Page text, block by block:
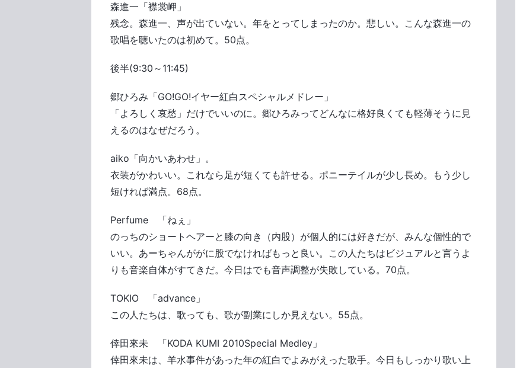
森進一「襟裳岬」
残念。森進一、声が出ていない。年をとってしまったのか。悲しい。こんな森進一の
歌唱を聴いたのは初めて。50点。
後半(9:30～11:45)
郷ひろみ「GO!GO!イヤー紅白スペシャルメドレー」
「よろしく哀愁」だけでいいのに。郷ひろみってどんなに格好良くても軽薄そうに見
えるのはなぜだろう。
aiko「向かいあわせ」。
衣装がかわいい。これなら足が短くても許せる。ポニーテイルが少し長め。もう少し
短ければ満点。68点。
Perfume 「ねぇ」
のっちのショートヘアーと膝の向き（内股）が個人的には好きだが、みんな個性的で
いい。あーちゃんががに股でなければもっと良い。この人たちはビジュアルと言うよ
りも音楽自体がすてきだ。今日はでも音声調整が失敗している。70点。
TOKIO 「advance」
この人たちは、歌っても、歌が副業にしか見えない。55点。
倖田來未 「KODA KUMI 2010Special Medley」
倖田來未は、羊水事件があった年の紅白でよみがえった歌手。今日もしっかり歌い上